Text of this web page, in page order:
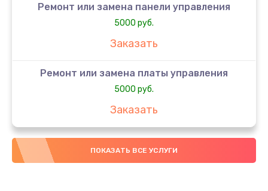
Ремонт или замена панели управления
5000 руб.
Заказать
Ремонт или замена платы управления
5000 руб.
Заказать
Ремонт или замена термоблока
5000 руб.
ПОКАЗАТЬ ВСЕ УСЛУГИ